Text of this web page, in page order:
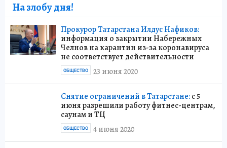
На злобу дня!
Прокурор Татарстана Илдус Нафиков:
информация о закрытии Набережных
Челнов на карантин из-за коронавируса
не соответствует действительности
23 июня 2020
ОБЩЕСТВО
Снятие ограничений в Татарстане:с 5
июня разрешили работу фитнес-центрам,
саунам и ТЦ
4 июня 2020
ОБЩЕСТВО